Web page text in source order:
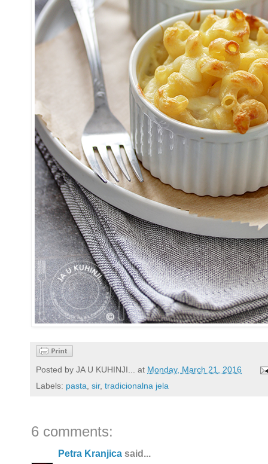
Posted by JA U KUHINJI... at Monday, March 21, 2016
Labels: pasta, sir, tradicionalna jela
6 comments:
Petra Kranjica said...